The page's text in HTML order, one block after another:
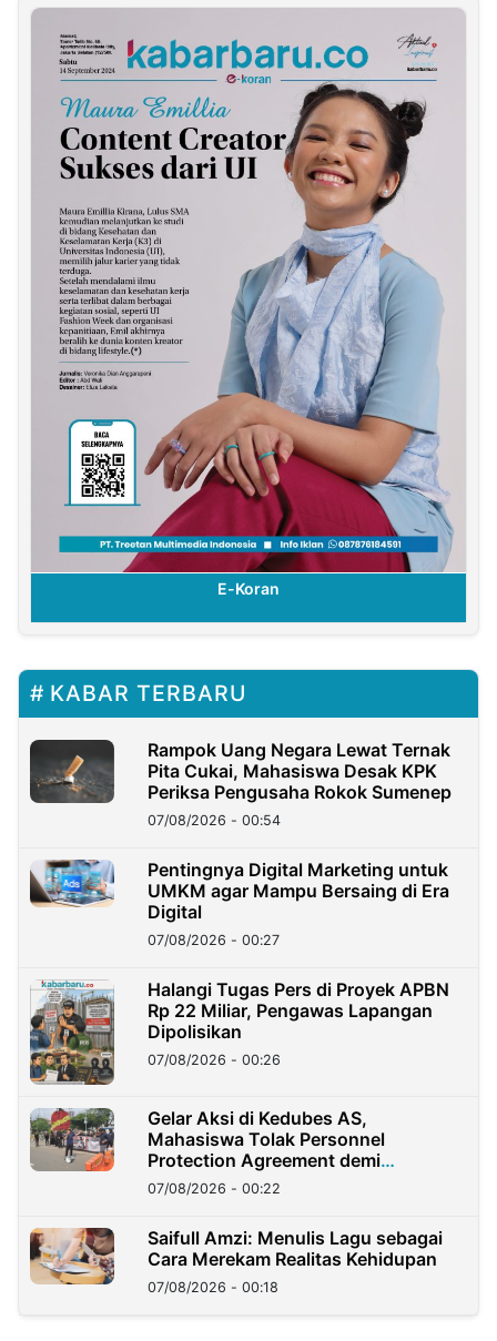
E-Koran
KABAR TERBARU
Rampok Uang Negara Lewat Ternak
Pita Cukai, Mahasiswa Desak KPK
Periksa Pengusaha Rokok Sumenep
07/08/2026 - 00:54
Pentingnya Digital Marketing untuk
UMKM agar Mampu Bersaing di Era
Digital
07/08/2026 - 00:27
Halangi Tugas Pers di Proyek APBN
Rp 22 Miliar, Pengawas Lapangan
Dipolisikan
07/08/2026 - 00:26
Gelar Aksi di Kedubes AS,
Mahasiswa Tolak Personnel
Protection Agreement demi
Kedaulatan Negara
07/08/2026 - 00:22
Saifull Amzi: Menulis Lagu sebagai
Cara Merekam Realitas Kehidupan
07/08/2026 - 00:18